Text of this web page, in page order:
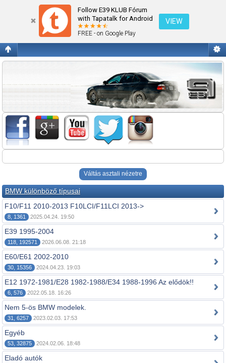
Follow E39 KLUB Fórum
with Tapatalk for Android
FREE - on Google Play
VIEW
Fórum kezdőlap megtekintése
Váltás asztali nézetre
BMW különböző típusai
F10/F11 2010-2013 F10LCI/F11LCI 2013->
8, 1361 2025.04.24. 19:50
E39 1995-2004
118, 192571 2026.06.08. 21:18
E60/E61 2002-2010
30, 15356 2024.04.23. 19:03
E12 1972-1981/E28 1982-1988/E34 1988-1996 Az elődök!!
6, 576 2022.05.18. 16:26
Nem 5-ös BMW modelek.
31, 6257 2023.02.03. 17:53
Egyéb
53, 32875 2024.02.06. 18:48
Eladó autók